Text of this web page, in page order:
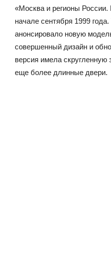
«Москва и регионы России.
начале сентября 1999
анонсировало новую
совершенный дизайн и
версия имела скругленную
еще более длинные двери.